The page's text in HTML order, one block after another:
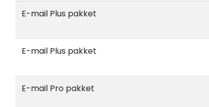
E-mail Plus pakket
E-mail Plus pakket
E-mail Pro pakket